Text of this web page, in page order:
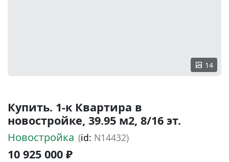
14
Купить. 1-к Квартира в
новостройке, 39.95 м2, 8/16 эт.
Новостройка (id: N14432)
10 925 000 ₽